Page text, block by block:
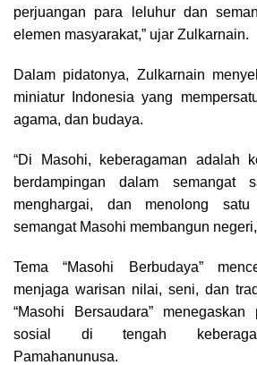
perjuangan para leluhur dan
elemen masyarakat,” ujar Zulkarnain.
Dalam pidatonya, Zulkarnain
miniatur Indonesia yang
agama, dan budaya.
“Di Masohi, keberagaman adalah
berdampingan dalam semangat
menghargai, dan menolong
semangat Masohi membangun
Tema “Masohi Berbudaya”
menjaga warisan nilai, seni, dan
“Masohi Bersaudara” menegaskan
sosial di tengah
Pamahanunusa.